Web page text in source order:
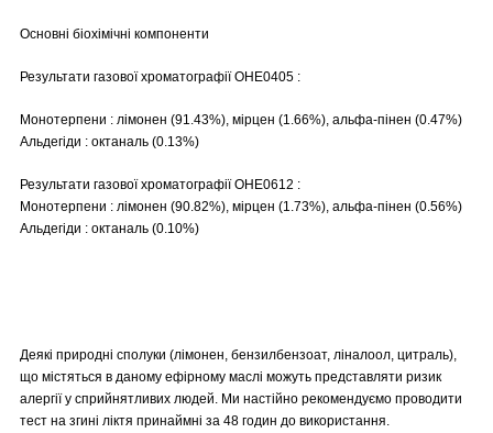
Основні біохімічні компоненти
Результати газової хроматографії OHE0405 :
Монотерпени : лімонен (91.43%), мірцен (1.66%), альфа-пінен (0.47%)
Альдегіди : октаналь (0.13%)
Результати газової хроматографії OHE0612 :
Монотерпени : лімонен (90.82%), мірцен (1.73%), альфа-пінен (0.56%)
Альдегіди : октаналь (0.10%)
Деякі природні сполуки (лімонен, бензилбензоат, ліналоол, цитраль),
що містяться в даному ефірному маслі можуть представляти ризик
алергії у сприйнятливих людей. Ми настійно рекомендуємо проводити
тест на згині ліктя принаймні за 48 годин до використання.